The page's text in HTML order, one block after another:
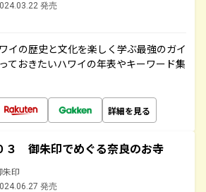
発売
イの歴史と文化を楽しく学ぶ最強のガイ
ておきたいハワイの年表やキーワード集
詳細を見る
３ 御朱印でめぐる奈良のお寺
朱印
発売